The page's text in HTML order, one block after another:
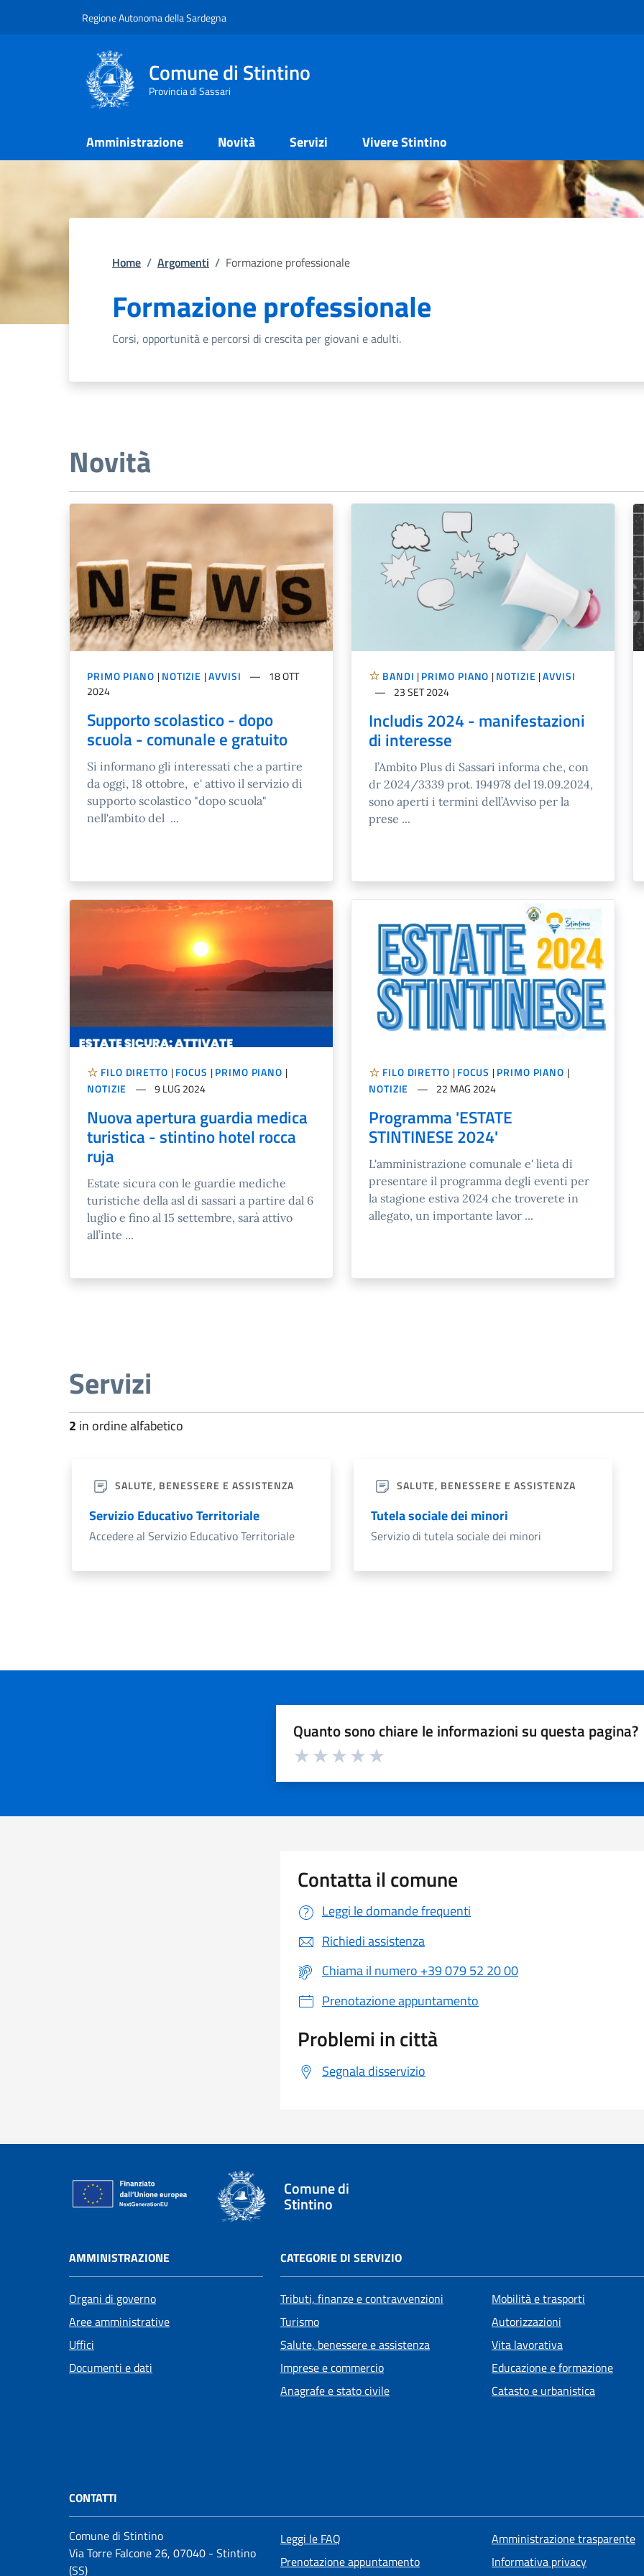
Regione Autonoma della Sardegna
Comune di Stintino
Provincia di Sassari
Amministrazione Novità Servizi Vivere Stintino
Home / Argomenti / Formazione professionale
Formazione professionale
Corsi, opportunità e percorsi di crescita per giovani e adulti.
Novità
PRIMO PIANO |NOTIZIE |AVVISI
18 OTT
2024
Supporto scolastico - dopo
scuola - comunale e gratuito
Si informano gli interessati che a partire
da oggi, 18 ottobre, e' attivo il servizio di
supporto scolastico "dopo scuola"
nell'ambito del ...
BANDI |PRIMO PIANO |NOTIZIE |AVVISI
23 SET 2024
Includis 2024 - manifestazioni
di interesse
l’Ambito Plus di Sassari informa che, con
dr 2024/3339 prot. 194978 del 19.09.2024,
sono aperti i termini dell’Avviso per la
prese ...
FILO DIRETTO |FOCUS |PRIMO PIANO |
NOTIZIE
9 LUG 2024
Nuova apertura guardia medica
turistica - stintino hotel rocca
ruja
Estate sicura con le guardie mediche
turistiche della asl di sassari a partire dal 6
luglio e fino al 15 settembre, sarà attivo
all’inte ...
FILO DIRETTO |FOCUS |PRIMO PIANO |
NOTIZIE
22 MAG 2024
Programma 'ESTATE
STINTINESE 2024'
L'amministrazione comunale e' lieta di
presentare il programma degli eventi per
la stagione estiva 2024 che troverete in
allegato, un importante lavor ...
Servizi
2 in ordine alfabetico
SALUTE, BENESSERE E ASSISTENZA
Servizio Educativo Territoriale
Accedere al Servizio Educativo Territoriale
SALUTE, BENESSERE E ASSISTENZA
Tutela sociale dei minori
Servizio di tutela sociale dei minori
Quanto sono chiare le informazioni su questa pagina?
Valuta da 1 a 5 stelle la pagina
Contatta il comune
Leggi le domande frequenti
Richiedi assistenza
Chiama il numero +39 079 52 20 00
Prenotazione appuntamento
Problemi in città
Segnala disservizio
Comune di
Stintino
AMMINISTRAZIONE
Organi di governo
Aree amministrative
Uffici
Documenti e dati
CATEGORIE DI SERVIZIO
Tributi, finanze e contravvenzioni
Turismo
Salute, benessere e assistenza
Imprese e commercio
Anagrafe e stato civile
Mobilità e trasporti
Autorizzazioni
Vita lavorativa
Educazione e formazione
Catasto e urbanistica
CONTATTI
Comune di Stintino
Via Torre Falcone 26, 07040 - Stintino
(SS)
Leggi le FAQ
Prenotazione appuntamento
Amministrazione trasparente
Informativa privacy